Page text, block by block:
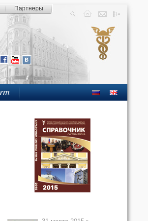
Партнеры